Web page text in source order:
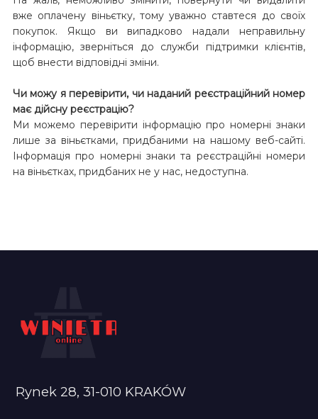
вже оплачену віньєтку, тому уважно ставтеся до своїх
покупок. Якщо ви випадково надали неправильну
інформацію, зверніться до служби підтримки клієнтів,
щоб внести відповідні зміни.
Чи можу я перевірити, чи наданий реєстраційний номер
має дійсну реєстрацію?
Ми можемо перевірити інформацію про номерні знаки
лише за віньєтками, придбаними на нашому веб-сайті.
Інформація про номерні знаки та реєстраційні номери
на віньєтках, придбаних не у нас, недоступна.
Rynek 28, 31-010 KRAKÓW